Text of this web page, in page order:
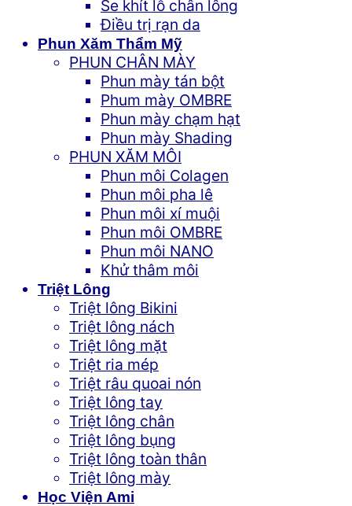
Se khít lỗ chân lông
Điều trị rạn da
Phun Xăm Thẩm Mỹ
PHUN CHÂN MÀY
Phun mày tán bột
Phum mày OMBRE
Phun mày chạm hạt
Phun mày Shading
PHUN XĂM MÔI
Phun môi Colagen
Phun môi pha lê
Phun môi xí muội
Phun môi OMBRE
Phun môi NANO
Khử thâm môi
Triệt Lông
Triệt lông Bikini
Triệt lông nách
Triệt lông mặt
Triệt ria mép
Triệt râu quoai nón
Triệt lông tay
Triệt lông chân
Triệt lông bụng
Triệt lông toàn thân
Triệt lông mày
Học Viện Ami